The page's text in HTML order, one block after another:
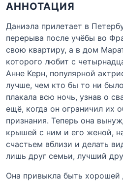
АННОТАЦИЯ
Даниэла прилетает в
перерыва после учёбы во
свою квартиру, а в дом
которого любит с
Анне Керн, популярной
лучше, чем кто бы то ни
плакала всю ночь, узнав о
ещё, когда он ограничил их
признания. Теперь она
крышей с ним и его женой,
счастьем вблизи и делать
лишь друг семьи, лучший
Она привыкла быть хорошей